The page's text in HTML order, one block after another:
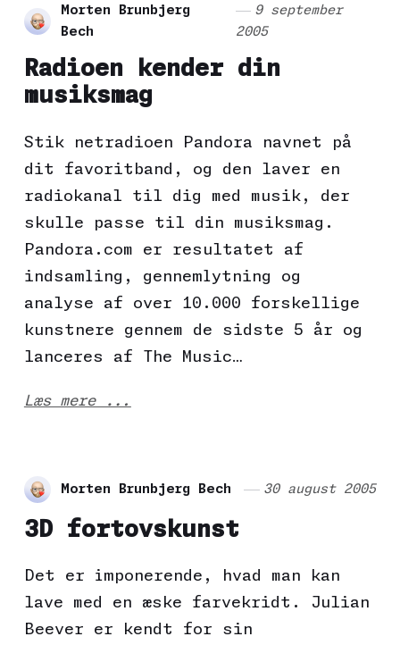
Morten Brunbjerg
Bech
9 september
2005
Radioen kender din
musiksmag
Stik netradioen Pandora navnet på
dit favoritband, og den laver en
radiokanal til dig med musik, der
skulle passe til din musiksmag.
Pandora.com er resultatet af
indsamling, gennemlytning og
analyse af over 10.000 forskellige
kunstnere gennem de sidste 5 år og
lanceres af The Music…
Læs mere ...
Morten Brunbjerg Bech 30 august 2005
3D fortovskunst
Det er imponerende, hvad man kan
lave med en æske farvekridt. Julian
Beever er kendt for sin